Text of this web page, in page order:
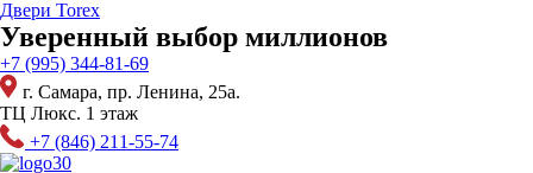
Перейти
к
содержимому
Двери Torex
Уверенный выбор миллионов
+7 (995) 344-81-69
г. Самара, пр. Ленина, 25а.
ТЦ Люкс. 1 этаж
+7 (846) 211-55-74